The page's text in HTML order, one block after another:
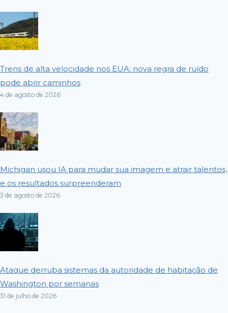
Trens de alta velocidade nos EUA: nova regra de ruído
pode abrir caminhos
4 de agosto de 2026
Michigan usou IA para mudar sua imagem e atrair talentos,
e os resultados surpreenderam
3 de agosto de 2026
Ataque derruba sistemas da autoridade de habitação de
Washington por semanas
31 de julho de 2026